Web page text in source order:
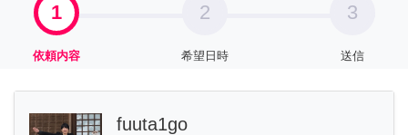
1
依頼内容
2
希望日時
3
送信
fuuta1go